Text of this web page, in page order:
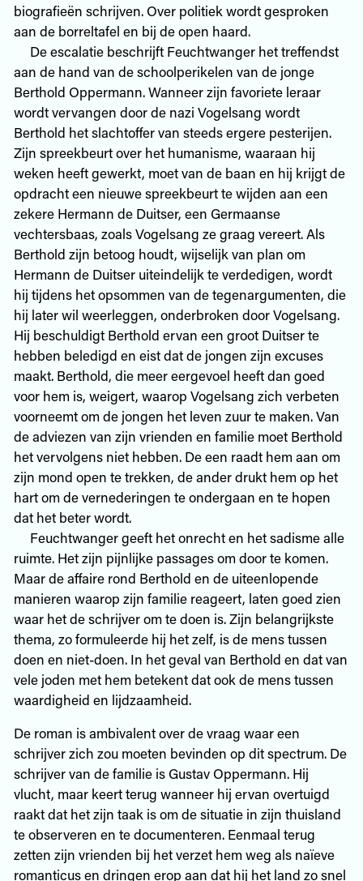
biografieën schrijven. Over politiek wordt gesproken
aan de borreltafel en bij de open haard.
De escalatie beschrijft Feuchtwanger het treffendst
aan de hand van de schoolperikelen van de jonge
Berthold Oppermann. Wanneer zijn favoriete leraar
wordt vervangen door de nazi Vogelsang wordt
Berthold het slachtoffer van steeds ergere pesterijen.
Zijn spreekbeurt over het humanisme, waaraan hij
weken heeft gewerkt, moet van de baan en hij krijgt de
opdracht een nieuwe spreekbeurt te wijden aan een
zekere Hermann de Duitser, een Germaanse
vechtersbaas, zoals Vogelsang ze graag vereert. Als
Berthold zijn betoog houdt, wijselijk van plan om
Hermann de Duitser uiteindelijk te verdedigen, wordt
hij tijdens het opsommen van de tegenargumenten, die
hij later wil weerleggen, onderbroken door Vogelsang.
Hij beschuldigt Berthold ervan een groot Duitser te
hebben beledigd en eist dat de jongen zijn excuses
maakt. Berthold, die meer eergevoel heeft dan goed
voor hem is, weigert, waarop Vogelsang zich verbeten
voorneemt om de jongen het leven zuur te maken. Van
de adviezen van zijn vrienden en familie moet Berthold
het vervolgens niet hebben. De een raadt hem aan om
zijn mond open te trekken, de ander drukt hem op het
hart om de vernederingen te ondergaan en te hopen
dat het beter wordt.
Feuchtwanger geeft het onrecht en het sadisme alle
ruimte. Het zijn pijnlijke passages om door te komen.
Maar de affaire rond Berthold en de uiteenlopende
manieren waarop zijn familie reageert, laten goed zien
waar het de schrijver om te doen is. Zijn belangrijkste
thema, zo formuleerde hij het zelf, is de mens tussen
doen en niet-doen. In het geval van Berthold en dat van
vele joden met hem betekent dat ook de mens tussen
waardigheid en lijdzaamheid.
De roman is ambivalent over de vraag waar een
schrijver zich zou moeten bevinden op dit spectrum. De
schrijver van de familie is Gustav Oppermann. Hij
vlucht, maar keert terug wanneer hij ervan overtuigd
raakt dat het zijn taak is om de situatie in zijn thuisland
te observeren en te documenteren. Eenmaal terug
zetten zijn vrienden bij het verzet hem weg als naïeve
romanticus en dringen erop aan dat hij het land zo snel